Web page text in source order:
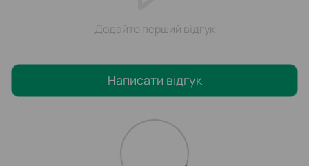
Додайте перший відгук
Написати відгук